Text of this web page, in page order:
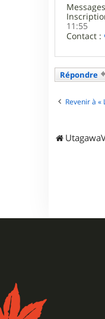
11:55
Contact :
Répondre
Revenir à «